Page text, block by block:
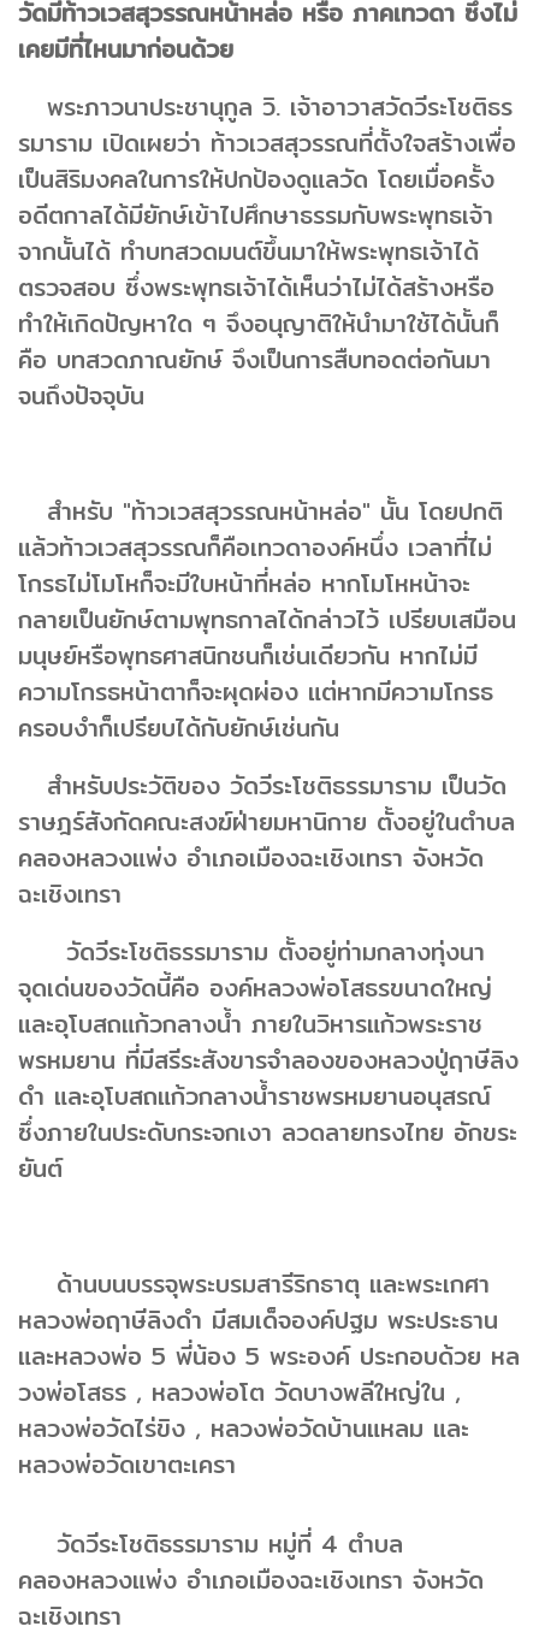
วัดมีท้าวเวสสุวรรณหน้าหล่อ หรือ ภาคเทวดา ซึ่งไม่
เคยมีที่ไหนมาก่อนด้วย
พระภาวนาประชานุกูล วิ. เจ้าอาวาสวัดวีระโชติธร
รมาราม เปิดเผยว่า ท้าวเวสสุวรรณที่ตั้งใจสร้างเพื่อ
เป็นสิริมงคลในการให้ปกป้องดูแลวัด โดยเมื่อครั้ง
อดีตกาลได้มียักษ์เข้าไปศึกษาธรรมกับพระพุทธเจ้า
จากนั้นได้ ทำบทสวดมนต์ขึ้นมาให้พระพุทธเจ้าได้
ตรวจสอบ ซึ่งพระพุทธเจ้าได้เห็นว่าไม่ได้สร้างหรือ
ทำให้เกิดปัญหาใด ๆ จึงอนุญาติให้นำมาใช้ได้นั้นก็
คือ บทสวดภาณยักษ์ จึงเป็นการสืบทอดต่อกันมา
จนถึงปัจจุบัน
สำหรับ "ท้าวเวสสุวรรณหน้าหล่อ" นั้น โดยปกติ
แล้วท้าวเวสสุวรรณก็คือเทวดาองค์หนึ่ง เวลาที่ไม่
โกรธไม่โมโหก็จะมีใบหน้าที่หล่อ หากโมโหหน้าจะ
กลายเป็นยักษ์ตามพุทธกาลได้กล่าวไว้ เปรียบเสมือน
มนุษย์หรือพุทธศาสนิกชนก็เช่นเดียวกัน หากไม่มี
ความโกรธหน้าตาก็จะผุดผ่อง แต่หากมีความโกรธ
ครอบงำก็เปรียบได้กับยักษ์เช่นกัน
สำหรับประวัติของ วัดวีระโชติธรรมาราม เป็นวัด
ราษฎร์สังกัดคณะสงฆ์ฝ่ายมหานิกาย ตั้งอยู่ในตำบล
คลองหลวงแพ่ง อำเภอเมืองฉะเชิงเทรา จังหวัด
ฉะเชิงเทรา
วัดวีระโชติธรรมาราม ตั้งอยู่ท่ามกลางทุ่งนา
จุดเด่นของวัดนี้คือ องค์หลวงพ่อโสธรขนาดใหญ่
และอุโบสถแก้วกลางน้ำ ภายในวิหารแก้วพระราช
พรหมยาน ที่มีสรีระสังขารจำลองของหลวงปู่ฤาษีลิง
ดำ และอุโบสถแก้วกลางน้ำราชพรหมยานอนุสรณ์
ซึ่งภายในประดับกระจกเงา ลวดลายทรงไทย อักขระ
ยันต์
ด้านบนบรรจุพระบรมสารีริกธาตุ และพระเกศา
หลวงพ่อฤาษีลิงดำ มีสมเด็จองค์ปฐม พระประธาน
และหลวงพ่อ 5 พี่น้อง 5 พระองค์ ประกอบด้วย หล
วงพ่อโสธร , หลวงพ่อโต วัดบางพลีใหญ่ใน ,
หลวงพ่อวัดไร่ขิง , หลวงพ่อวัดบ้านแหลม และ
หลวงพ่อวัดเขาตะเครา
วัดวีระโชติธรรมาราม หมู่ที่ 4 ตำบล
คลองหลวงแพ่ง อำเภอเมืองฉะเชิงเทรา จังหวัด
ฉะเชิงเทรา